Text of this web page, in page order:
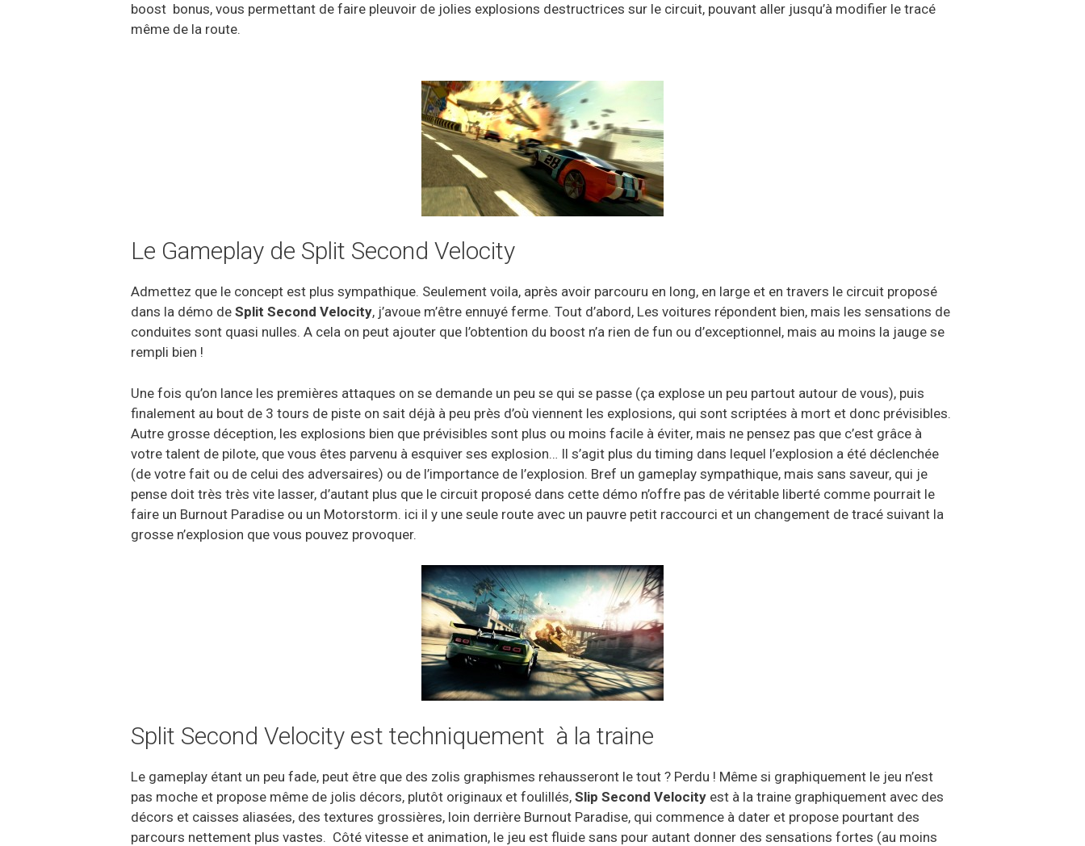
boost bonus, vous permettant de faire pleuvoir de jolies explosions destructrices sur le circuit, pouvant aller jusqu’à modifier le tracé
même de la route.
Le Gameplay de Split Second Velocity
Admettez que le concept est plus sympathique. Seulement voila, après avoir parcouru en long, en large et en travers le circuit proposé
dans la démo de Split Second Velocity, j’avoue m’être ennuyé ferme. Tout d’abord, Les voitures répondent bien, mais les sensations de
conduites sont quasi nulles. A cela on peut ajouter que l’obtention du boost n’a rien de fun ou d’exceptionnel, mais au moins la jauge se
rempli bien !
Une fois qu’on lance les premières attaques on se demande un peu se qui se passe (ça explose un peu partout autour de vous), puis
finalement au bout de 3 tours de piste on sait déjà à peu près d’où viennent les explosions, qui sont scriptées à mort et donc prévisibles.
Autre grosse déception, les explosions bien que prévisibles sont plus ou moins facile à éviter, mais ne pensez pas que c’est grâce à
votre talent de pilote, que vous êtes parvenu à esquiver ses explosion… Il s’agit plus du timing dans lequel l’explosion a été déclenchée
(de votre fait ou de celui des adversaires) ou de l’importance de l’explosion. Bref un gameplay sympathique, mais sans saveur, qui je
pense doit très très vite lasser, d’autant plus que le circuit proposé dans cette démo n’offre pas de véritable liberté comme pourrait le
faire un Burnout Paradise ou un Motorstorm. ici il y une seule route avec un pauvre petit raccourci et un changement de tracé suivant la
grosse n’explosion que vous pouvez provoquer.
Split Second Velocity est techniquement à la traine
Le gameplay étant un peu fade, peut être que des zolis graphismes rehausseront le tout ? Perdu ! Même si graphiquement le jeu n’est
pas moche et propose même de jolis décors, plutôt originaux et foulillés, Slip Second Velocity est à la traine graphiquement avec des
décors et caisses aliasées, des textures grossières, loin derrière Burnout Paradise, qui commence à dater et propose pourtant des
parcours nettement plus vastes. Côté vitesse et animation, le jeu est fluide sans pour autant donner des sensations fortes (au moins